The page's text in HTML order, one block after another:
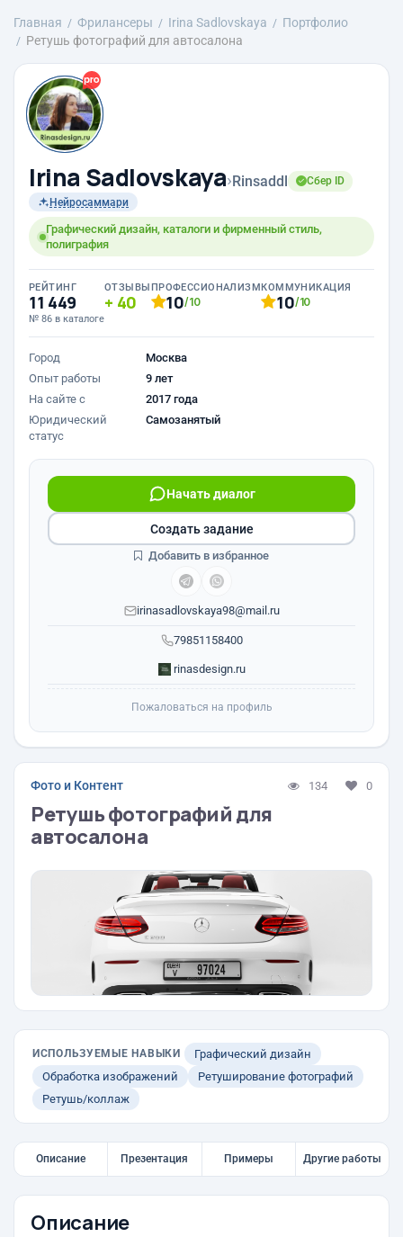
Главная Фрилансеры Irina Sadlovskaya
Портфолио
Ретушь фотографий для автосалона
Irina Sadlovskaya›Rinsaddl
Сбер ID
Нейросаммари
Графический дизайн, каталоги и фирменный стиль,
полиграфия
РЕЙТИНГ
11 449
№ 86 в каталоге
ОТЗЫВЫ
40
ПРОФЕССИОНАЛИЗМ
10/10
КОММУНИКАЦИЯ
10/10
Город
Москва
Опыт работы
9 лет
На сайте с
2017 года
Юридический
статус
Самозанятый
79851158400
Начать диалог
irinasadlovskaya98@mail.ru
rinasdesign.ru
Создать задание
Добавить в избранное
Пожаловаться на профиль
Фото и Контент 134 0
Ретушь фотографий для
автосалона
ИСПОЛЬЗУЕМЫЕ НАВЫКИ
Графический дизайн
Обработка изображений
Ретуширование фотографий
Ретушь/коллаж
Описание Презентация Примеры Другие работы
Описание